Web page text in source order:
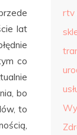
lat
co
bo
to
rtv